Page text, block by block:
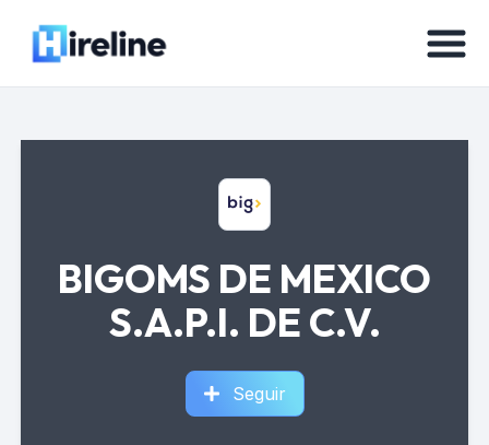
BIGOMS DE MEXICO
S.A.P.I. DE C.V.
Seguir